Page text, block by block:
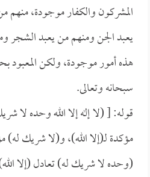
المشركون والكفار موجودة، منهم
يعبد الجن ومنهم من يعبد الشجر
هذه أمور موجودة، ولكن المعبود
سبحانه وتعالى.
قوله: [ (لا إله إلا الله وحده لا
مؤكدة لـ(إلا الله)، و(لا شريك له)
(وحده لا شريك له) تعادل (إلا